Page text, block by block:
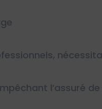
l’assuré